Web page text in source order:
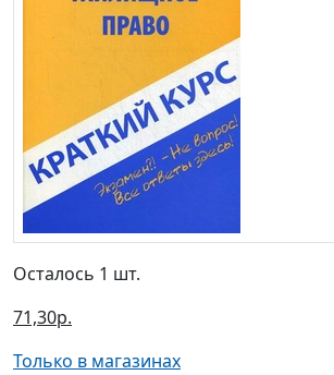
Осталось 1 шт.
71,30р.
Только в магазинах